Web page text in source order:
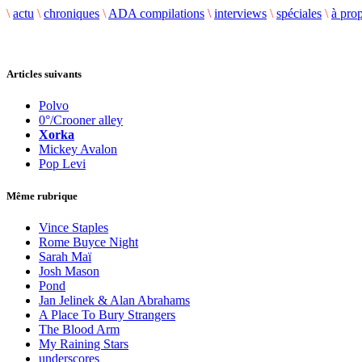
\ actu \ chroniques \ ADA compilations \ interviews \ spéciales \ à
Articles suivants
Polvo
0°/Crooner alley
Xorka
Mickey Avalon
Pop Levi
Même rubrique
Vince Staples
Rome Buyce Night
Sarah Maï
Josh Mason
Pond
Jan Jelinek & Alan Abrahams
A Place To Bury Strangers
The Blood Arm
My Raining Stars
underscores